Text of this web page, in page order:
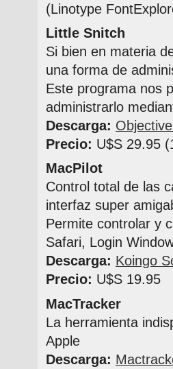
(Linotype
Little Snitch
Si bien en materia
una forma de
Este programa nos
administrarlo
Descarga:
Precio: U$S 29.95
MacPilot
Control total de las
interfaz super
Permite controlar y
Safari, Login
Descarga: Koingo
Precio: U$S 19.95
MacTracker
La herramienta
Apple
Descarga: